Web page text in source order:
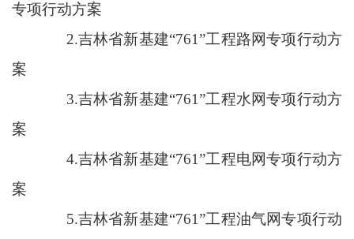
专项行动方案
2.吉林省新基建“761”工程路网专项行动方
案
3.吉林省新基建“761”工程水网专项行动方
案
4.吉林省新基建“761”工程电网专项行动方
案
5.吉林省新基建“761”工程油气网专项行动